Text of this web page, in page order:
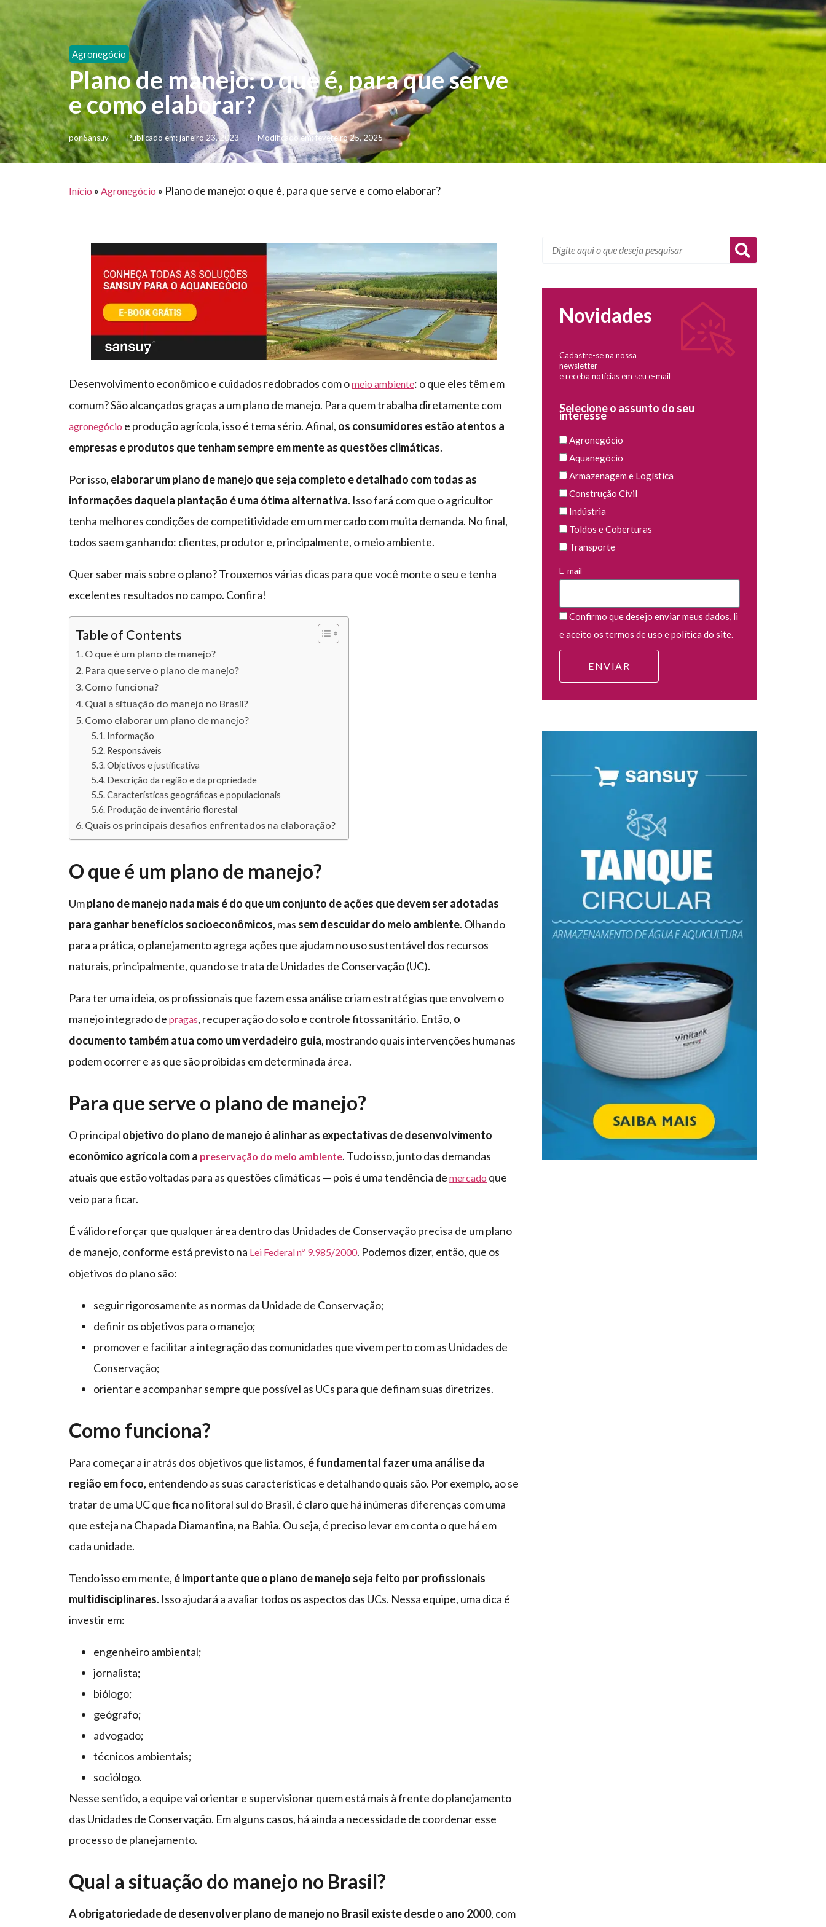
Agronegócio
Plano de manejo: o que é, para que serve
e como elaborar?
porSansuy Publicado em:janeiro 23, 2023 Modificado em: fevereiro 25, 2025
Início » Agronegócio » Plano de manejo: o que é, para que serve e como elaborar?
Desenvolvimento econômico e cuidados redobrados com omeio ambiente: o que eles têm em
comum? São alcançados graças a um plano de manejo. Para quem trabalha diretamente com
agronegócio e produção agrícola, isso é tema sério. Afinal, os consumidores estão atentos a
empresas e produtos que tenham sempre em mente as questões climáticas.
Por isso, elaborar um plano de manejo que seja completo e detalhado com todas as
informações daquela plantação é uma ótima alternativa. Isso fará com que o agricultor
tenha melhores condições de competitividade em um mercado com muita demanda. No final,
todos saem ganhando: clientes, produtor e, principalmente, o meio ambiente.
Quer saber mais sobre o plano? Trouxemos várias dicas para que você monte o seu e tenha
excelentes resultados no campo. Confira!
Table of Contents
O que é um plano de manejo?
Para que serve o plano de manejo?
Como funciona?
Qual a situação do manejo no Brasil?
Como elaborar um plano de manejo?
Informação
Responsáveis
Objetivos e justificativa
Descrição da região e da propriedade
Características geográficas e populacionais
Produção de inventário florestal
Quais os principais desafios enfrentados na elaboração?
O que é um plano de manejo?
Umplano de manejo nada mais é do que um conjunto de ações que devem ser adotadas
para ganhar benefícios socioeconômicos, mas sem descuidar do meio ambiente. Olhando
para a prática, o planejamento agrega ações que ajudam no uso sustentável dos recursos
naturais, principalmente, quando se trata de Unidades de Conservação (UC).
Para ter uma ideia, os profissionais que fazem essa análise criam estratégias que envolvem o
manejo integrado de pragas, recuperação do solo e controle fitossanitário. Então, o
documento também atua como um verdadeiro guia, mostrando quais intervenções humanas
podem ocorrer e as que são proibidas em determinada área.
Para que serve o plano de manejo?
O principal objetivo do plano de manejo é alinhar as expectativas de desenvolvimento
econômico agrícola com a preservação do meio ambiente. Tudo isso, junto das demandas
atuais que estão voltadas para as questões climáticas — pois é uma tendência de mercado que
veio para ficar.
É válido reforçar que qualquer área dentro das Unidades de Conservação precisa de um plano
de manejo, conforme está previsto na Lei Federal nº 9.985/2000. Podemos dizer, então, que os
objetivos do plano são:
seguir rigorosamente as normas da Unidade de Conservação;
definir os objetivos para o manejo;
promover e facilitar a integração das comunidades que vivem perto com as Unidades de
Conservação;
orientar e acompanhar sempre que possível as UCs para que definam suas diretrizes.
Como funciona?
Para começar a ir atrás dos objetivos que listamos, é fundamental fazer uma análise da
região em foco, entendendo as suas características e detalhando quais são. Por exemplo, ao se
tratar de uma UC que fica no litoral sul do Brasil, é claro que há inúmeras diferenças com uma
que esteja na Chapada Diamantina, na Bahia. Ou seja, é preciso levar em conta o que há em
cada unidade.
Tendo isso em mente, é importante que o plano de manejo seja feito por profissionais
multidisciplinares. Isso ajudará a avaliar todos os aspectos das UCs. Nessa equipe, uma dica é
investir em:
engenheiro ambiental;
jornalista;
biólogo;
geógrafo;
advogado;
técnicos ambientais;
sociólogo.
Nesse sentido, a equipe vai orientar e supervisionar quem está mais à frente do planejamento
das Unidades de Conservação. Em alguns casos, há ainda a necessidade de coordenar esse
processo de planejamento.
Qual a situação do manejo no Brasil?
A obrigatoriedade de desenvolver plano de manejo no Brasil existe desde o ano 2000, com
Novidades
Cadastre-se na nossa
newsletter
e receba notícias em seu e-mail
Selecione o assunto do seu
interesse
Agronegócio
Aquanegócio
Armazenagem e Logística
Construção Civil
Indústria
Toldos e Coberturas
Transporte
E-mail
Confirmo que desejo enviar meus dados, li
e aceito os termos de uso e política do site.